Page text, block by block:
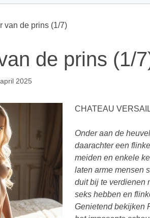
van de prins (1/7)
de prins (1/
2025
CHATEAU
Onder aan de
daarachter een
meiden en enkele
laten arme mensen
duit bij te verdienen
seks hebben en
Genietend bekijken